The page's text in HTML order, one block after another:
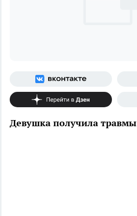
Девушка получила травмы